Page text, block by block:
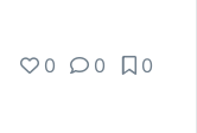
0 0 0